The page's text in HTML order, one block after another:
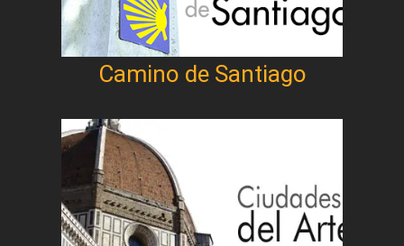
Camino de Santiago